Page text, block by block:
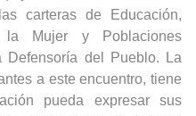
carteras de Educación,
Mujer y Poblaciones
Defensoría del Pueblo. La
a este encuentro, tiene
pueda expresar sus